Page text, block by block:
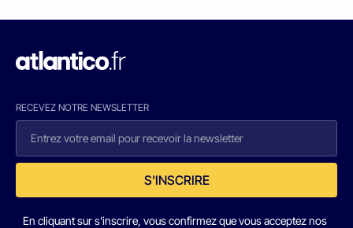
RECEVEZ NOTRE NEWSLETTER
S'INSCRIRE
En cliquant sur s'inscrire, vous confirmez que vous acceptez nos